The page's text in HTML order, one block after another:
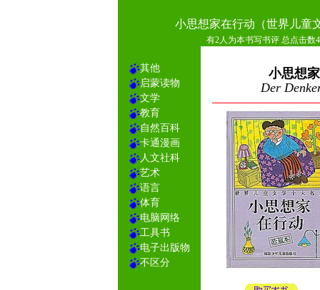
小思想家在行动（世界儿童
有2人为本书写书评 总点击数
其他
启蒙读物
文学
教育
自然百科
卡通漫画
人文社科
艺术
语言
体育
电脑网络
工具书
电子出版物
不区分
小思想
Der